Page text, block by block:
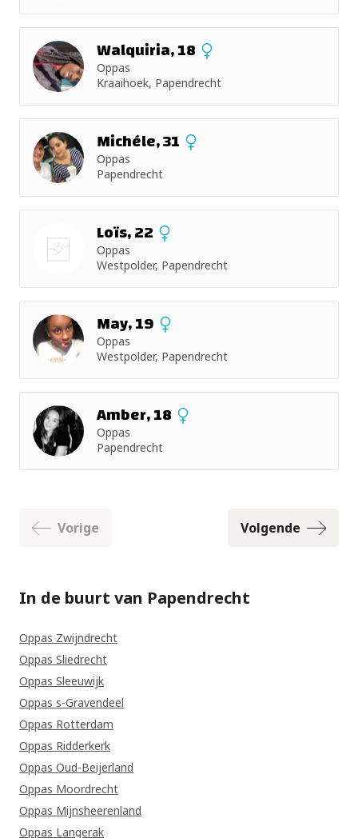
Walquiria, 18
Oppas
Kraaihoek, Papendrecht
Michéle, 31
Oppas
Papendrecht
Loïs, 22
Oppas
Westpolder, Papendrecht
May, 19
Oppas
Westpolder, Papendrecht
Amber, 18
Oppas
Papendrecht
Vorige Volgende
In de buurt van Papendrecht
Oppas Zwijndrecht
Oppas Sliedrecht
Oppas Sleeuwijk
Oppas s-Gravendeel
Oppas Rotterdam
Oppas Ridderkerk
Oppas Oud-Beijerland
Oppas Moordrecht
Oppas Mijnsheerenland
Oppas Langerak